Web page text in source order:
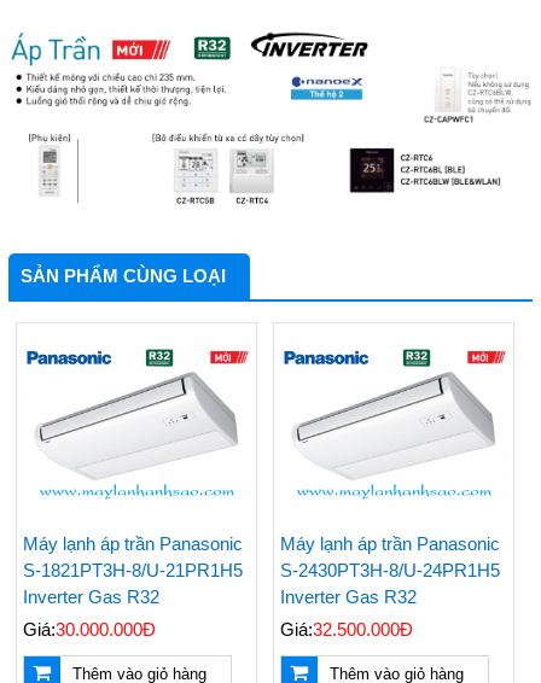
SẢN PHẨM CÙNG LOẠI
Máy lạnh áp trần Panasonic
S-1821PT3H-8/U-21PR1H5
Inverter Gas R32
Giá:30.000.000Đ
Thêm vào giỏ hàng
Máy lạnh áp trần Panasonic
S-2430PT3H-8/U-24PR1H5
Inverter Gas R32
Giá:32.500.000Đ
Thêm vào giỏ hàng